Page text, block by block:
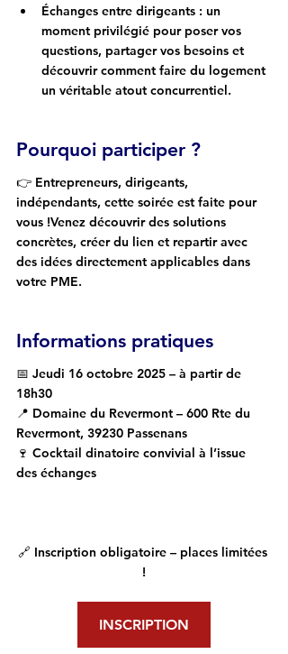
Échanges entre dirigeants : un
moment privilégié pour poser vos
questions, partager vos besoins et
découvrir comment faire du logement
un véritable atout concurrentiel.
Pourquoi participer ?
👉 Entrepreneurs, dirigeants,
indépendants, cette soirée est faite pour
vous !Venez découvrir des solutions
concrètes, créer du lien et repartir avec
des idées directement applicables dans
votre PME.
Informations pratiques
📅 Jeudi 16 octobre 2025 – à partir de
18h30
📍 Domaine du Revermont – 600 Rte du
Revermont, 39230 Passenans
🍷 Cocktail dinatoire convivial à l’issue
des échanges
🔗 Inscription obligatoire – places limitées
!
INSCRIPTION